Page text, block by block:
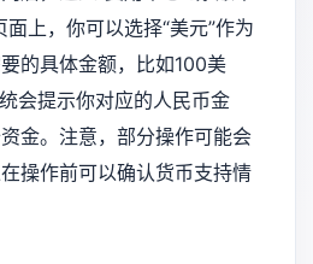
上，你可以选择“美元”作为
的具体金额，比如100美
会提示你对应的人民币金
金。注意，部分操作可能会
操作前可以确认货币支持情